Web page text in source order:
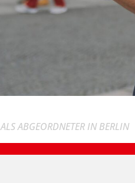
ABGEORDNETER IN BERLIN